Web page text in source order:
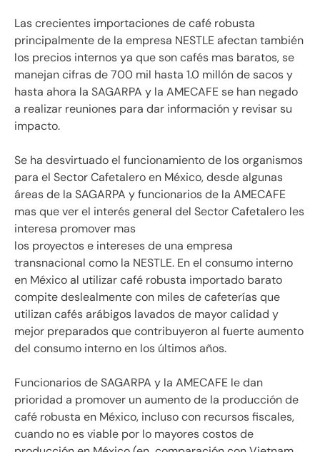
Las crecientes importaciones de café robusta
principalmente de la empresa NESTLE afectan también
los precios internos ya que son cafés mas baratos, se
manejan cifras de 700 mil hasta 1.0 millón de sacos y
hasta ahora la SAGARPA y la AMECAFE se han negado
a realizar reuniones para dar información y revisar su
impacto.
Se ha desvirtuado el funcionamiento de los organismos
para el Sector Cafetalero en México, desde algunas
áreas de la SAGARPA y funcionarios de la AMECAFE
mas que ver el interés general del Sector Cafetalero les
interesa promover mas
los proyectos e intereses de una empresa
transnacional como la NESTLE. En el consumo interno
en México al utilizar café robusta importado barato
compite deslealmente con miles de cafeterías que
utilizan cafés arábigos lavados de mayor calidad y
mejor preparados que contribuyeron al fuerte aumento
del consumo interno en los últimos años.
Funcionarios de SAGARPA y la AMECAFE le dan
prioridad a promover un aumento de la producción de
café robusta en México, incluso con recursos fiscales,
cuando no es viable por lo mayores costos de